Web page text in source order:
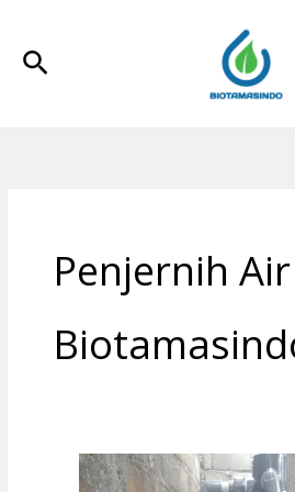
konten
Cari
Penjernih